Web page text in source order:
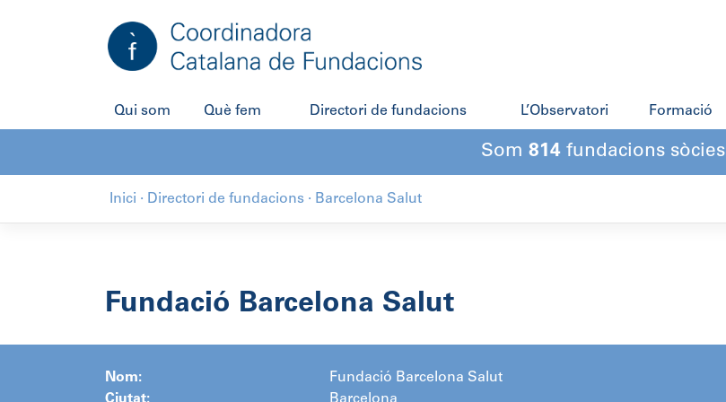
Qui som Què fem Directori de fundacions L’Observatori Formació
Som 814 fundacions sòcies
Inici · Directori de fundacions · Barcelona Salut
Fundació Barcelona Salut
Nom:
Fundació Barcelona Salut